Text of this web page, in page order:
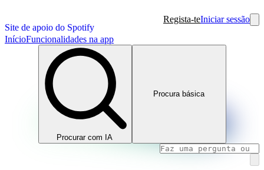
Site de apoio do Spotify
Regista-teIniciar sessão
InícioFuncionalidades na app
Procurar com IA
Procura básica